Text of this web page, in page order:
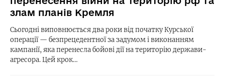
злам планів Кремля
Сьогодні виповнюється два роки від початку Курської
операції — безпрецедентної за задумом і виконанням
кампанії, яка перенесла бойові дії на територію держави-
агресора. Цей крок…